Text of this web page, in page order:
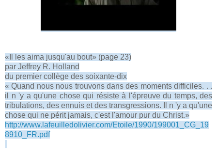
«Il les aima jusqu'au bout» (page 23)
par Jeffrey R. Holland
du premier collège des soixante-dix
« Quand nous nous trouvons dans des moments difficiles. . .
il n 'y a qu'une chose qui résiste à l'épreuve du temps, des
tribulations, des ennuis et des transgressions. Il n 'y a qu'une
chose qui ne périt jamais, c'est l'amour pur du Christ.»
http://www.lafeuilledolivier.com/Etoile/1990/199001_CG_19
8910_FR.pdf